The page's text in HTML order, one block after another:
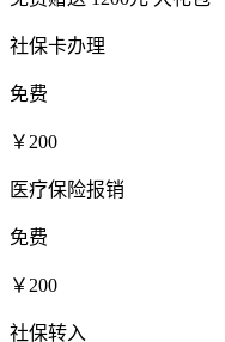
社保卡办理
免费
￥200
医疗保险报销
免费
￥200
社保转入